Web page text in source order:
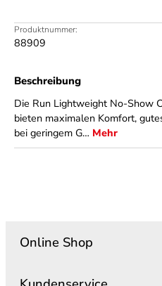
Produktnummer:
88909
Beschreibung
Die Run Lightweight No-Show
bieten maximalen Komfort,
bei geringem G… Mehr
Online Shop